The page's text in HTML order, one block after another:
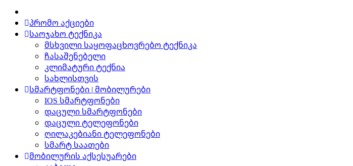
პრომო აქციები
საოჯახო ტექნიკა
მსხვილი საყოფაცხოვრებო ტექნიკა
ჩასაშენებელი
კლიმატური ტექნია
სახლისთვის
სმარტფონები | მობილურები
IOS სმარტფონები
დაცული სმარტფონები
დაცული ტელეფონები
ღილაკებიანი ტელეფონები
სმარტ საათები
მობილურის აქსესუარები